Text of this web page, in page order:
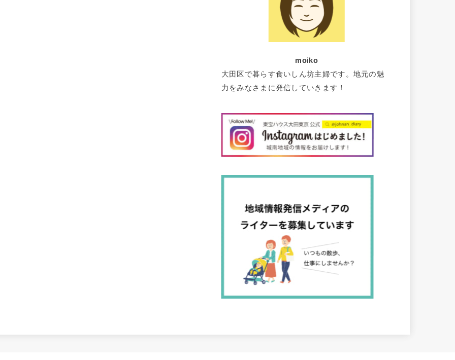
moiko
大田区で暮らす食いしん坊主婦です。地元の魅
力をみなさまに発信していきます！